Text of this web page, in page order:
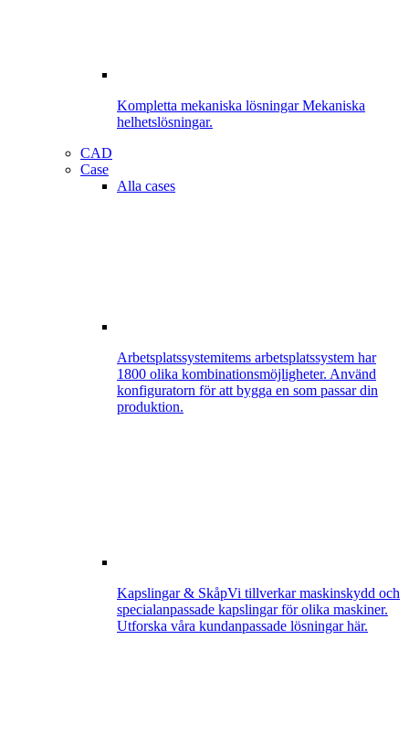
Kompletta mekaniska lösningarMekaniska
helhetslösningar.
CAD
Case
Alla cases
Arbetsplatssystemitems arbetsplatssystem har
1800 olika kombinationsmöjligheter. Använd
konfiguratorn för att bygga en som passar din
produktion.
Kapslingar & SkåpVi tillverkar maskinskydd och
specialanpassade kapslingar för olika maskiner.
Utforska våra kundanpassade lösningar här.